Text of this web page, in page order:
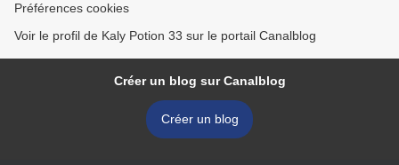
Préférences cookies
Voir le profil de Kaly Potion 33 sur le portail Canalblog
Créer un blog sur Canalblog
Créer un blog